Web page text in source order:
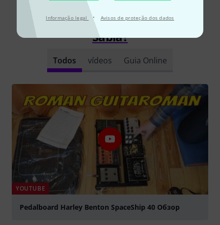
Informação legal · Avisos de proteção dos dados
Sabia?
Todos vídeos Guia Online
YOUTUBE
Pedalboard Harley Benton SpaceShip 40 Обзор